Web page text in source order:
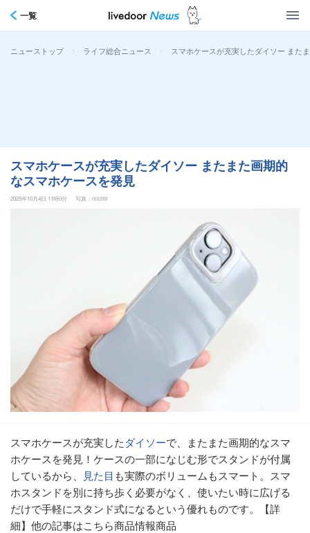
一覧
ニューストップ > ライフ総合ニュース > スマホケースが充実したダイソー また
スマホケースが充実したダイソー またまた画期的
なスマホケースを発見
2025年10月4日 11時0分 写真：michill
スマホケースが充実したダイソーで、またまた画期的なスマ
ホケースを発見！ケースの一部になじむ形でスタンドが付属
しているから、
見た目 も実際のボリュームもスマート。スマ
ホスタンドを別に持ち歩く必要がなく、使いたい時に広げる
だけで手軽にスタンド式になるという優れものです。【詳
細】他の記事はこちら商品情報商品